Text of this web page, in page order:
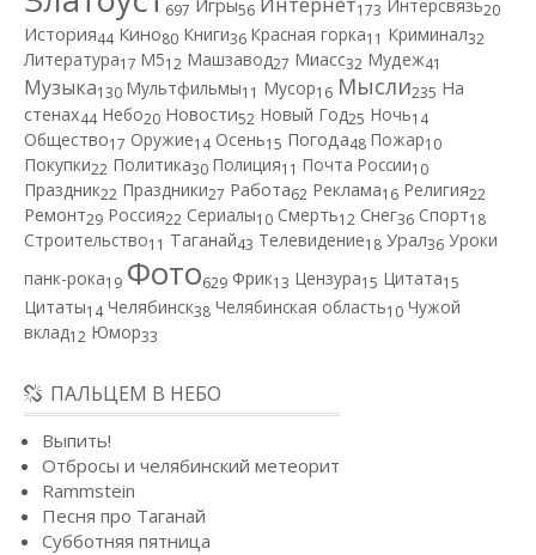
697 Игры56 173 Интерсвязь20
История44 Кино80 Книги36 Красная горка11 Криминал32
Литература17 М512 Машзавод27 Миасс32 Мудеж41
Музыка130 Мультфильмы11 Мусор16 Мысли235 На
стенах44 Небо20 Новости52 Новый Год25 Ночь14
Общество17 Оружие14 Осень15 Погода48 Пожар10
Покупки22 Политика30 Полиция11 Почта России10
Праздник22 Праздники27 Работа62 Реклама16 Религия22
Ремонт29 Россия22 Сериалы10 Смерть12 Снег36 Спорт18
Строительство11 Таганай43 Телевидение18 Урал36 Уроки
панк-рока19 Фото629 Фрик13 Цензура15 Цитата15
Цитаты14 Челябинск38 Челябинская область10 Чужой
вклад12 Юмор33
ПАЛЬЦЕМ В НЕБО
Выпить!
Отбросы и челябинский метеорит
Rammstein
Песня про Таганай
Субботняя пятница